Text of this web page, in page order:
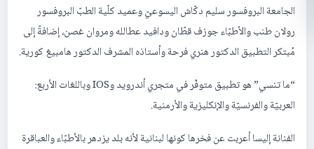
الجامعة البروفسور سليم دكّاش اليسوعيّ وعميد كلّية الطبّ البروفسور
رولان طنب والأطبّاء جوزف قطّان ودافيد عطالله ومروان غصن، إضافةً إلى
مُبتكر التطبيق الدكتور هنري فرحة وأستاذه المشرف الدكتور هامبيغ كورية.
“ما تنسي” هو تطبيق متوفّر في متجري أندرويد وIOS وباللغات الأربع:
العربيّة والفرنسيّة والإنكليزية والأرمنية.
الفنانة إليسا أعربت عن فخرها كونها لبنانية لأنه بلد يزدهر بالأطبّاء والعباقرة